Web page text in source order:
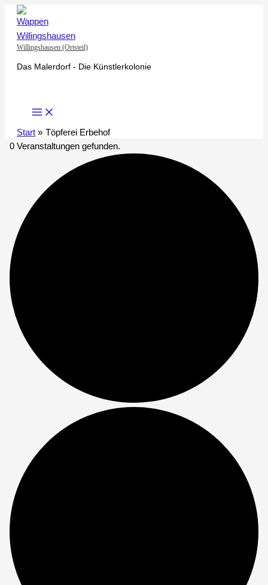
Zum
Inhalt
springen
Willingshausen (Ortsteil)
Das Malerdorf - Die Künstlerkolonie
Start
Töpferei Erbehof
0 Veranstaltungen gefunden.